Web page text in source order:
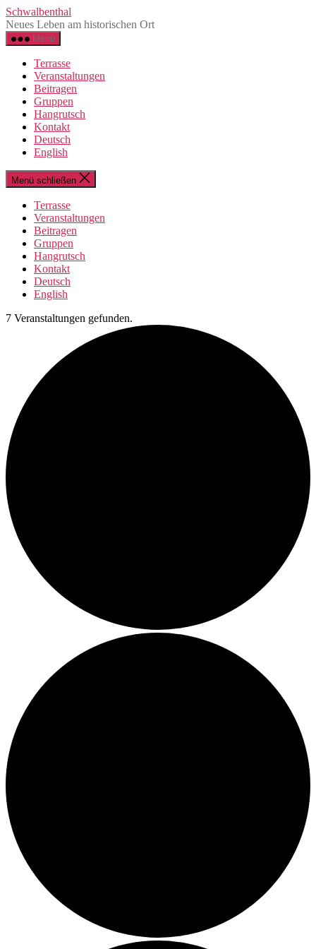
Zum
Inhalt
springen
Schwalbenthal
Neues Leben am historischen Ort
Menü
Terrasse
Veranstaltungen
Beitragen
Gruppen
Hangrutsch
Kontakt
Deutsch
English
Menü schließen
Terrasse
Veranstaltungen
Beitragen
Gruppen
Hangrutsch
Kontakt
Deutsch
English
7 Veranstaltungen gefunden.